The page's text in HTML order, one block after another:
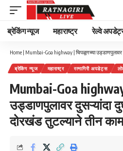
ब्रेकिंग न्यूज महाराष्ट्र रेल्वे
Home | Mumbai-Goa highway | चिपळूणच्या उड्डाणपुलावर दुसऱ्यांदा
ब्रेकिंग न्यूज महाराष्ट्र रत्नागिरी अपडेट्स
Mumbai-Goa
उड्डाणपुलावर दुसऱ्यांदा
दोरखंड तुटल्याने तीन